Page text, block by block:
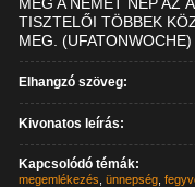
TISZTELŐI TÖBBEK
MEG. (UFATONWOCHE)
Elhangzó szöveg:
Kivonatos leírás:
Kapcsolódó témák:
megemlékezés ,ünnepség ,